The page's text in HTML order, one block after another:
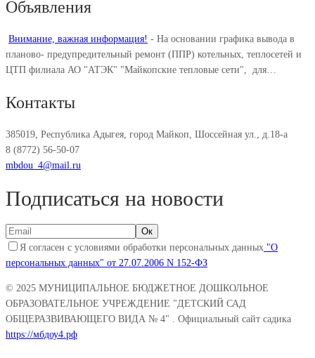
Объявления
Внимание, важная информация! - На основании графика вывода в
планово- предупредительный ремонт (ППР) котельных, теплосетей и
ЦТП филиала АО "АТЭК" "Майкопские тепловые сети", для…
Контакты
385019, Республика Адыгея, город Майкоп, Шоссейная ул., д.18-а
8 (8772) 56-50-07
mbdou_4@mail.ru
Подписаться на новости
Я согласен с условиями обработки персональных данных "О
персональных данных" от 27.07.2006 N 152-ФЗ
© 2025 МУНИЦИПАЛЬНОЕ БЮДЖЕТНОЕ ДОШКОЛЬНОЕ
ОБРАЗОВАТЕЛЬНОЕ УЧРЕЖДЕНИЕ "ДЕТСКИЙ САД
ОБЩЕРАЗВИВАЮЩЕГО ВИДА № 4"
. Официальный сайт садика
https://мбдоу4.рф